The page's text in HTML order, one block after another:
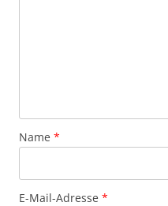
Name *
E-Mail-Adresse *